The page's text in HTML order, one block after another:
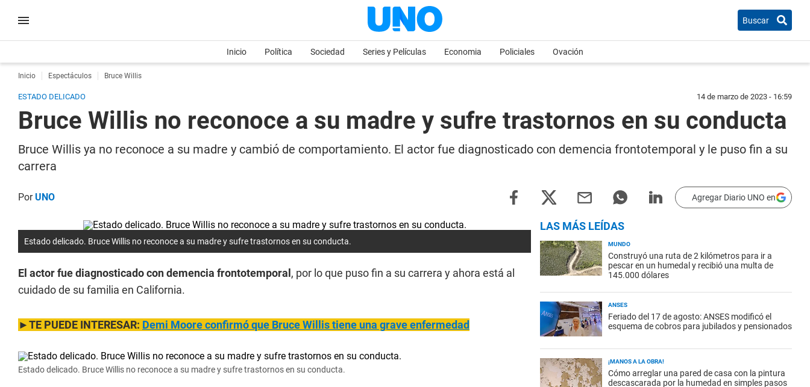
Buscar
Inicio Política Sociedad Series y Películas Economia Policiales Ovación
Inicio Espectáculos Bruce Willis
ESTADO DELICADO 14 de marzo de 2023 - 16:59
Bruce Willis no reconoce a su madre y sufre trastornos en su conducta
Bruce Willis ya no reconoce a su madre y cambió de comportamiento. El actor fue diagnosticado con demencia frontotemporal y le puso fin a su
carrera
PorUNO Agregar Diario UNO en
Estado delicado. Bruce Willis no reconoce a su madre y sufre trastornos en su conducta.
El actor fue diagnosticado con demencia frontotemporal , por lo que puso fin a su carrera y ahora está al
cuidado de su familia en California.
►TE PUEDE INTERESAR: Demi Moore confirmó que Bruce Willis tiene una grave enfermedad
Estado delicado. Bruce Willis no reconoce a su madre y sufre trastornos en su conducta.
LAS MÁS LEÍDAS
MUNDO
Construyó una ruta de 2 kilómetros para ir a
pescar en un humedal y recibió una multa de
145.000 dólares
ANSES
Feriado del 17 de agosto: ANSES modificó el
esquema de cobros para jubilados y pensionados
¡MANOS A LA OBRA!
Cómo arreglar una pared de casa con la pintura
descascarada por la humedad en simples pasos